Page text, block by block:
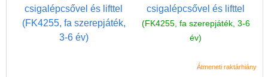
csigalépcsővel és lifttel
(FK4255, fa szerepjáték, 3-6
év)
Átmeneti raktárhiány